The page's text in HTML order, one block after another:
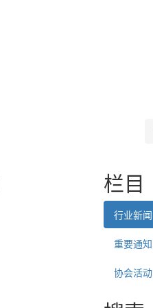
栏目
行业新闻
重要通知
协会活动